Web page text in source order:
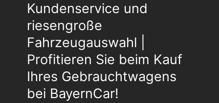
Kundenservice und
riesengroße
Fahrzeugauswahl |
Profitieren Sie beim Kauf
Ihres Gebrauchtwagens
bei BayernCar!